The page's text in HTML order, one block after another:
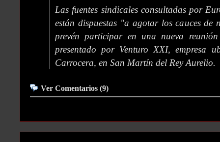
Las fuentes sindicales consultadas por
están dispuestas "a agotar los cauces de
prevén participar en una nueva
presentado por Venturo XXI, empresa
Carrocera, en San Martín del Rey Aurelio.
Ver Comentarios (9)